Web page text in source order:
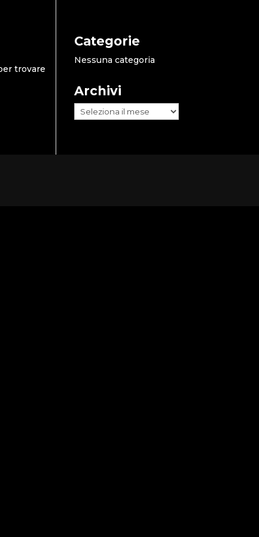
trovare
Categorie
Nessuna categoria
Archivi
Archivi